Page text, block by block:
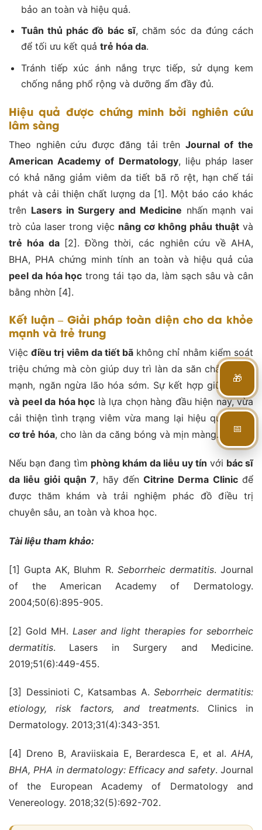
bảo an toàn và hiệu quả.
Tuân thủ phác đồ bác sĩ, chăm sóc da đúng cách
để tối ưu kết quả trẻ hóa da.
Tránh tiếp xúc ánh nắng trực tiếp, sử dụng kem
chống nắng phổ rộng và dưỡng ẩm đầy đủ.
Hiệu quả được chứng minh bởi nghiên cứu
lâm sàng
Theo nghiên cứu được đăng tải trên Journal of the
American Academy of Dermatology, liệu pháp laser
có khả năng giảm viêm da tiết bã rõ rệt, hạn chế tái
phát và cải thiện chất lượng da [1]. Một báo cáo khác
trên Lasers in Surgery and Medicine nhấn mạnh vai
trò của laser trong việc nâng cơ không phẫu thuật và
trẻ hóa da[2]. Đồng thời, các nghiên cứu về AHA,
BHA, PHA chứng minh tính an toàn và hiệu quả của
peel da hóa học trong tái tạo da, làm sạch sâu và cân
bằng nhờn [4].
Kết luận – Giải pháp toàn diện cho da khỏe
mạnh và trẻ trung
Việcđiều trị viêm da tiết bã không chỉ nhằm kiểm soát
triệu chứng mà còn giúp duy trì làn da săn chắc, khỏe
mạnh, ngăn ngừa lão hóa sớm. Sự kết hợp giữa
laser
và peel da hóa học là lựa chọn hàng đầu hiện nay, vừa
cải thiện tình trạng viêm vừa mang lại hiệu quả
nâng
cơ trẻ hóa, cho làn da căng bóng và mịn màng.
Nếu bạn đang tìm phòng khám da liễu uy tín với bác sĩ
da liễu giỏi quận 7, hãy đếnCitrine Derma Clinicđể
được thăm khám và trải nghiệm phác đồ điều trị
chuyên sâu, an toàn và khoa học.
Tài liệu tham khảo:
[1] Gupta AK, Bluhm R. Seborrheic dermatitis. Journal
of the American Academy of Dermatology.
2004;50(6):895-905.
[2] Gold MH. Laser and light therapies for seborrheic
dermatitis. Lasers in Surgery and Medicine.
2019;51(6):449-455.
[3] Dessinioti C, Katsambas A.Seborrheic dermatitis:
etiology, risk factors, and treatments. Clinics in
Dermatology. 2013;31(4):343-351.
[4] Dreno B, Araviiskaia E, Berardesca E, et al. AHA,
BHA, PHA in dermatology: Efficacy and safety. Journal
of the European Academy of Dermatology and
Venereology. 2018;32(5):692-702.
🎁
📅